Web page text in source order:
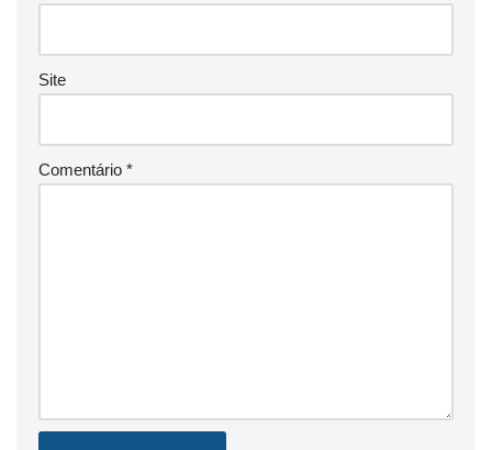
Site
Comentário *